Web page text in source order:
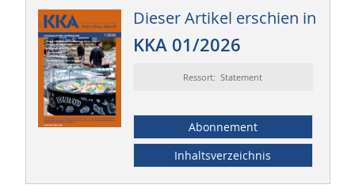
Dieser Artikel erschien in
KKA 01/2026
Ressort: Statement
Abonnement
Inhaltsverzeichnis